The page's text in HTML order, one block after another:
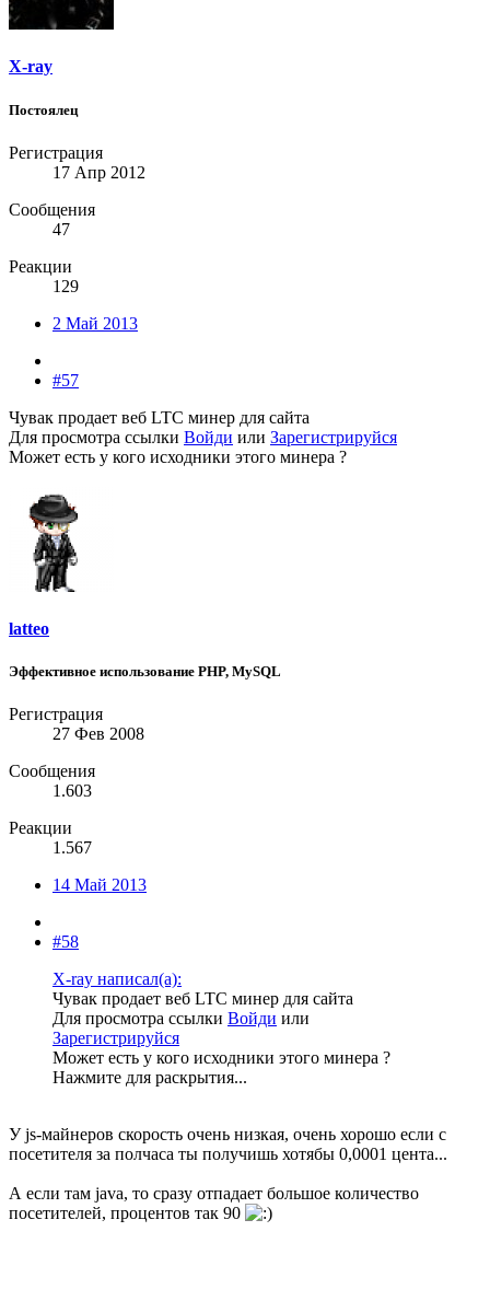
X-ray
Постоялец
Регистрация
17 Апр 2012
Сообщения
47
Реакции
129
2 Май 2013
#57
Чувак продает веб LTC минер для сайта
Для просмотра ссылки Войди или Зарегистрируйся
Может есть у кого исходники этого минера ?
latteo
Эффективное использование PHP, MySQL
Регистрация
27 Фев 2008
Сообщения
1.603
Реакции
1.567
14 Май 2013
#58
X-ray написал(а):
Чувак продает веб LTC минер для сайта
Для просмотра ссылки Войди или
Зарегистрируйся
Может есть у кого исходники этого минера ?
Нажмите для раскрытия...
У js-майнеров скорость очень низкая, очень хорошо если с
посетителя за полчаса ты получишь хотябы 0,0001 цента...
А если там java, то сразу отпадает большое количество
посетителей, процентов так 90